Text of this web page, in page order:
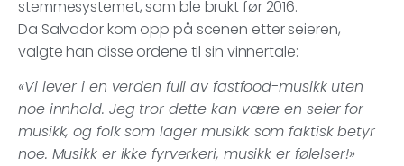
stemmesystemet, som ble brukt før 2016.
Da Salvador kom opp på scenen etter seieren,
valgte han disse ordene til sin vinnertale:
«Vi lever i en verden full av fastfood-musikk uten
noe innhold. Jeg tror dette kan være en seier for
musikk, og folk som lager musikk som faktisk betyr
noe. Musikk er ikke fyrverkeri, musikk er følelser!»